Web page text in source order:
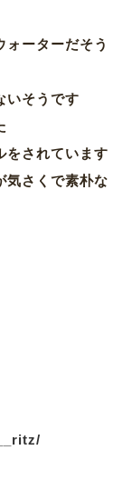
ォーターだそう
いそうです
をされています
気さくで素朴な